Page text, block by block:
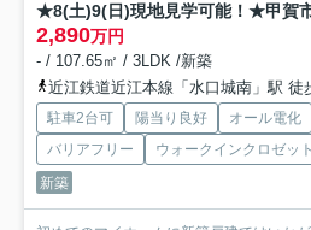
2,890万円
- / 107.65㎡ / 3LDK /新築
近江鉄道近江本線「水口城南」駅 徒
駐車2台可 陽当り良好 オール電化
バリアフリー
ウォークインクロゼット
新築